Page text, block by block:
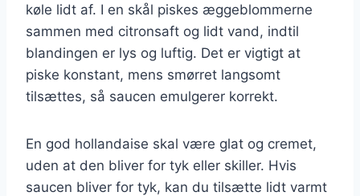
køle lidt af. I en skål piskes æggeblommerne
sammen med citronsaft og lidt vand, indtil
blandingen er lys og luftig. Det er vigtigt at
piske konstant, mens smørret langsomt
tilsættes, så saucen emulgerer korrekt.
En god hollandaise skal være glat og cremet,
uden at den bliver for tyk eller skiller. Hvis
saucen bliver for tyk, kan du tilsætte lidt varmt